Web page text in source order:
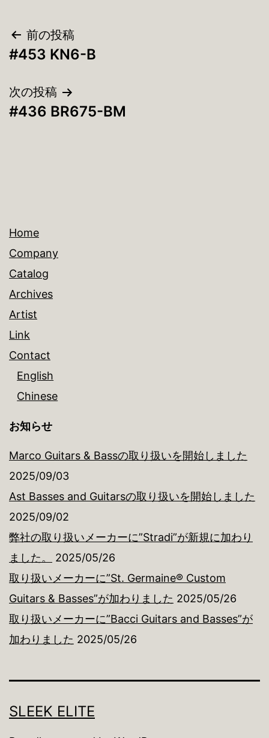
投
稿
ナ
ビ
ョ
ン
前の投稿
#453 KN6-B
次の投稿
#436 BR675-BM
Home
Company
Catalog
Archives
Artist
Link
Contact
English
Chinese
お知らせ
Marco Guitars & Bassの取り扱いを開始しました
2025/09/03
Ast Basses and Guitarsの取り扱いを開始しました
2025/09/02
弊社の取り扱いメーカーに”Stradi”が新規に加わり
ました。
2025/05/26
取り扱いメーカーに”St. Germaine® Custom
Guitars & Basses”が加わりました 2025/05/26
取り扱いメーカーに”Bacci Guitars and Basses”が
加わりました 2025/05/26
SLEEK ELITE